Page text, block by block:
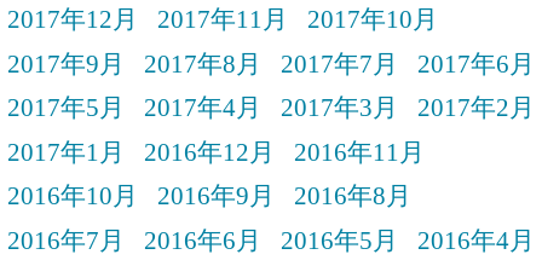
2017年12月
2017年11月
2017年10月
2017年9月
2017年8月 2017年7月
2017年6月
2017年5月
2017年4月 2017年3月
2017年2月
2017年1月
2016年12月
2016年11月
2016年10月
2016年9月
2016年8月
2016年7月
2016年6月 2016年5月 2016年4月